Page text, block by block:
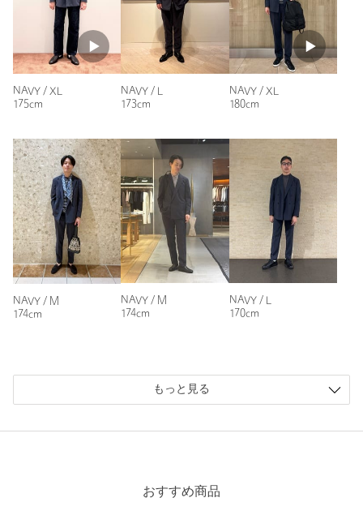
対象外商品 裾上げについて
MEN
ジャケット / スーツ / セッ
トアップ
セットアップ ジャ
ケット
素材 ポリエステル100％
洗濯表示 洗濯機洗い可 洗濯表示について
原産国 インドネシア製
商品番号 1121-1-270015
素材感やデザイン、ストレッチ具合など文句ありません。
シルエットもスタンダードな感じで飽きなく着用できるアイテ
ムだと思います！
性別：男性
年代： 30代前半
身長：
参考になった
※レビューは、個人の主観による感想・体感によるもので、商品の効果や性
能を保証するものではありません。
NAVY / XL
175cm
NAVY / L
173cm
NAVY / XL
180cm
NAVY / M
174cm
NAVY / M
174cm
NAVY / L
170cm
もっと見る
おすすめ商品